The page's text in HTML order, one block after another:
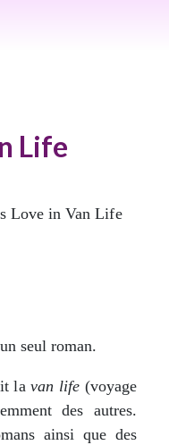
Life
seul roman.
lavan life (voyage
des autres.
ainsi que des